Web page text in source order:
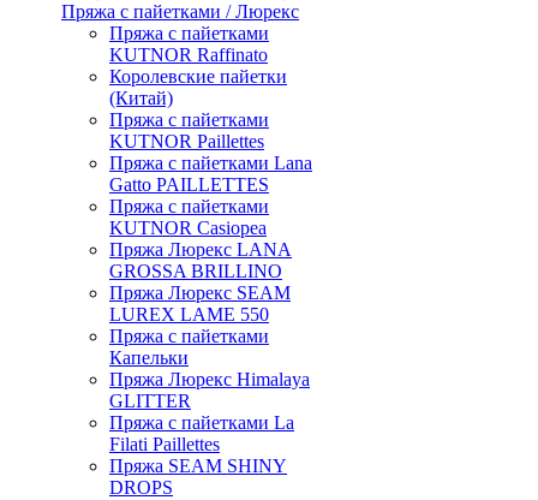
Пряжа с пайетками / Люрекс
Пряжа с пайетками
KUTNOR Raffinato
Королевские пайетки
(Китай)
Пряжа с пайетками
KUTNOR Paillettes
Пряжа с пайетками Lana
Gatto PAILLETTES
Пряжа с пайетками
KUTNOR Casiopea
Пряжа Люрекс LANA
GROSSA BRILLINO
Пряжа Люрекс SEAM
LUREX LAME 550
Пряжа с пайетками
Капельки
Пряжа Люрекс Himalaya
GLITTER
Пряжа с пайетками La
Filati Paillettes
Пряжа SEAM SHINY
DROPS